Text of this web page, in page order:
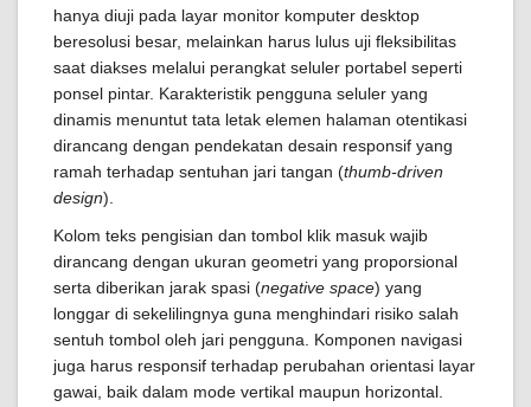
hanya diuji pada layar monitor komputer desktop
beresolusi besar, melainkan harus lulus uji fleksibilitas
saat diakses melalui perangkat seluler portabel seperti
ponsel pintar. Karakteristik pengguna seluler yang
dinamis menuntut tata letak elemen halaman otentikasi
dirancang dengan pendekatan desain responsif yang
ramah terhadap sentuhan jari tangan (thumb-driven
design).
Kolom teks pengisian dan tombol klik masuk wajib
dirancang dengan ukuran geometri yang proporsional
serta diberikan jarak spasi (negative space) yang
longgar di sekelilingnya guna menghindari risiko salah
sentuh tombol oleh jari pengguna. Komponen navigasi
juga harus responsif terhadap perubahan orientasi layar
gawai, baik dalam mode vertikal maupun horizontal.